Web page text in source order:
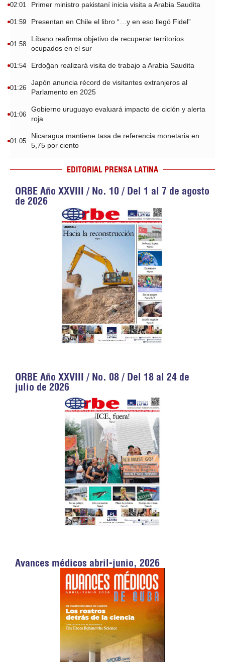
02:01 Primer ministro pakistaní inicia visita a Arabia Saudita
01:59 Presentan en Chile el libro “…y en eso llegó Fidel”
01:58
Líbano reafirma objetivo de recuperar territorios
ocupados en el sur
01:54 Erdoğan realizará visita de trabajo a Arabia Saudita
01:26
Japón anuncia récord de visitantes extranjeros al
Parlamento en 2025
01:06
Gobierno uruguayo evaluará impacto de ciclón y alerta
roja
01:05
Nicaragua mantiene tasa de referencia monetaria en
5,75 por ciento
EDITORIAL PRENSA LATINA
ORBE Año XXVIII / No. 10 / Del 1 al 7 de agosto
de 2026
ORBE Año XXVIII / No. 08 / Del 18 al 24 de
julio de 2026
Avances médicos abril-junio, 2026